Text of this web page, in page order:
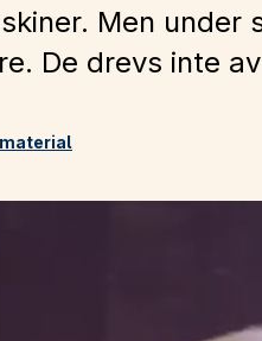
Men under
De drevs inte